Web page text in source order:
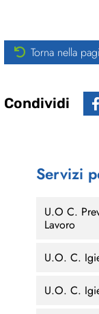
Torna nella
Condividi
Servizi
U.O C.
Lavoro
U.O. C.
U.O. C.